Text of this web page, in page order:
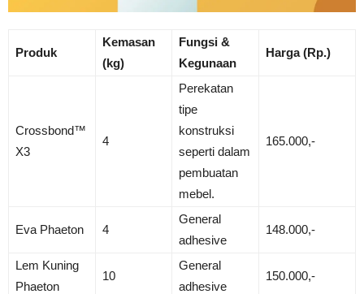
Produk
Kemasan
(kg)
Fungsi &
Kegunaan
Harga (Rp.)
Crossbond™
X3
4
Perekatan
tipe
konstruksi
seperti dalam
pembuatan
mebel.
165.000,-
Eva Phaeton 4
General
adhesive
148.000,-
Lem Kuning
Phaeton
10
General
adhesive
150.000,-